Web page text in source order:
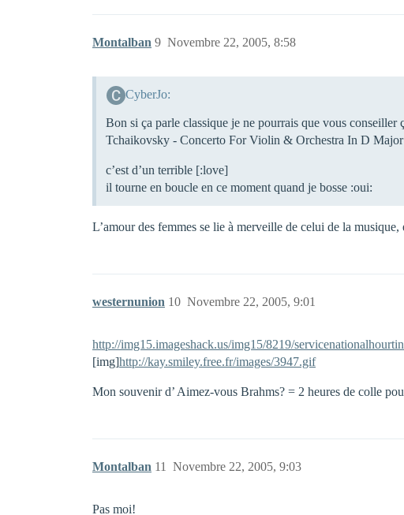
Montalban Novembre 22, 2005, 8:58
9
CyberJo:
Bon si ça parle classique je ne pourrais que vous conseiller
Tchaikovsky - Concerto For Violin & Orchestra In D
c’est d’un terrible [:love]
il tourne en boucle en ce moment quand je bosse :oui:
L’amour des femmes se lie à merveille de celui de la
westernunion Novembre 22, 2005, 9:01
10
http://img15.imageshack.us/img15/8219/
[img]http://kay.smiley.free.fr/images/3947.gif
Mon souvenir d’ Aimez-vous Brahms? = 2 heures de colle
Montalban Novembre 22, 2005, 9:03
11
Pas moi!